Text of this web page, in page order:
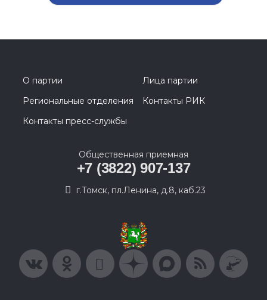
О партии
Лица партии
Региональные отделения
Контакты РИК
Контакты пресс-службы
Общественная приемная
+7 (3822) 907-137
г.Томск, пл.Ленина, д.8, каб.23